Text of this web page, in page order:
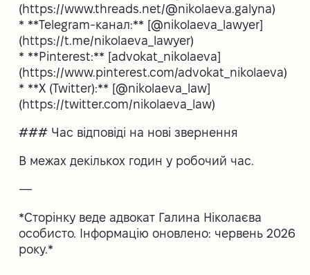
(https://www.threads.net/@nikolaeva.galyna)
* **Telegram-канал:** [@nikolaeva_lawyer]
(https://t.me/nikolaeva_lawyer)
* **Pinterest:** [advokat_nikolaeva]
(https://www.pinterest.com/advokat_nikolaeva)
* **X (Twitter):** [@nikolaeva_law]
(https://twitter.com/nikolaeva_law)
### Час відповіді на нові звернення
В межах декількох годин у робочий час.
—
*Сторінку веде адвокат Галина Ніколаєва
особисто. Інформацію оновлено: червень 2026
року.*